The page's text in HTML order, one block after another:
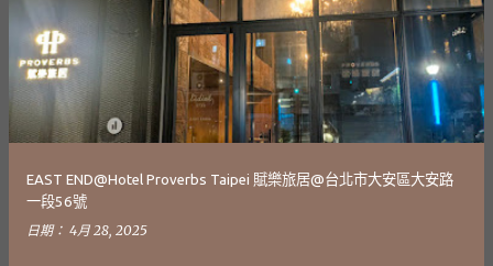
表
文
章
EAST END@Hotel Proverbs Taipei 賦樂旅居@台北市大安區大安路
一段56號
日期： 4月 28, 2025